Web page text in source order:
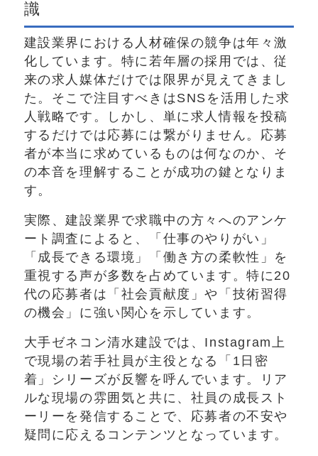
識
建設業界における人材確保の競争は年々激
化しています。特に若年層の採用では、従
来の求人媒体だけでは限界が見えてきまし
た。そこで注目すべきはSNSを活用した求
人戦略です。しかし、単に求人情報を投稿
するだけでは応募には繋がりません。応募
者が本当に求めているものは何なのか、そ
の本音を理解することが成功の鍵となりま
す。
実際、建設業界で求職中の方々へのアンケ
ート調査によると、「仕事のやりがい」
「成長できる環境」「働き方の柔軟性」を
重視する声が多数を占めています。特に20
代の応募者は「社会貢献度」や「技術習得
の機会」に強い関心を示しています。
大手ゼネコン清水建設では、Instagram上
で現場の若手社員が主役となる「1日密
着」シリーズが反響を呼んでいます。リア
ルな現場の雰囲気と共に、社員の成長スト
ーリーを発信することで、応募者の不安や
疑問に応えるコンテンツとなっています。